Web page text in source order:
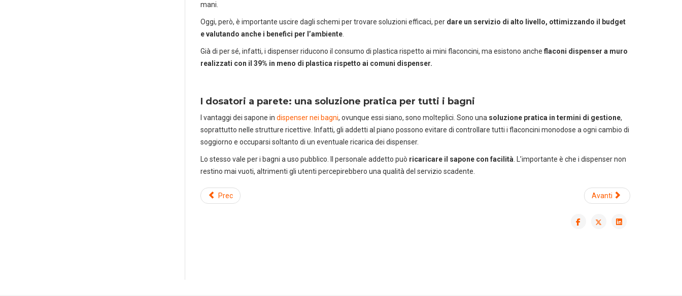
mani.
Oggi, però, è importante uscire dagli schemi per trovare soluzioni efficaci, per dare un servizio di alto livello, ottimizzando il budget
e valutando anche i benefici per l’ambiente.
Già di per sé, infatti, i dispenser riducono il consumo di plastica rispetto ai mini flaconcini, ma esistono anche flaconi dispenser a muro
realizzati con il 39% in meno di plastica rispetto ai comuni dispenser.
I dosatori a parete: una soluzione pratica per tutti i bagni
I vantaggi dei sapone in dispenser nei bagni, ovunque essi siano, sono molteplici. Sono una soluzione pratica in termini di gestione,
soprattutto nelle strutture ricettive. Infatti, gli addetti al piano possono evitare di controllare tutti i flaconcini monodose a ogni cambio di
soggiorno e occuparsi soltanto di un eventuale ricarica dei dispenser.
Lo stesso vale per i bagni a uso pubblico. Il personale addetto può ricaricare il sapone con facilità. L’importante è che i dispenser non
restino mai vuoti, altrimenti gli utenti percepirebbero una qualità del servizio scadente.
Prec Avanti